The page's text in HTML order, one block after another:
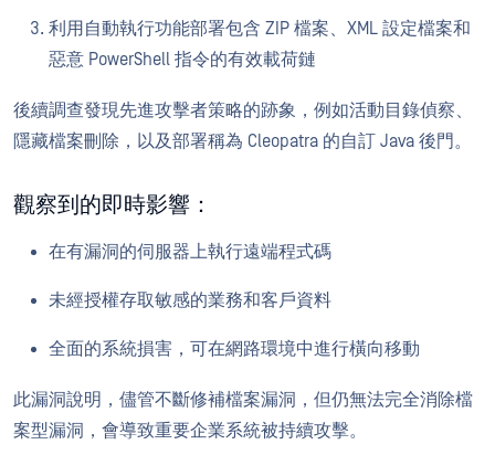
利用自動執行功能部署包含 ZIP 檔案、XML 設定檔案和
惡意 PowerShell 指令的有效載荷鏈
後續調查發現先進攻擊者策略的跡象，例如活動目錄偵察、
隱藏檔案刪除，以及部署稱為 Cleopatra 的自訂 Java 後門。
觀察到的即時影響：
在有漏洞的伺服器上執行遠端程式碼
未經授權存取敏感的業務和客戶資料
全面的系統損害，可在網路環境中進行橫向移動
此漏洞說明，儘管不斷修補檔案漏洞，但仍無法完全消除檔
案型漏洞，會導致重要企業系統被持續攻擊。